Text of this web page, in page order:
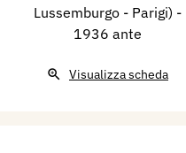
Lussemburgo - Parigi) -
1936 ante
Visualizza scheda